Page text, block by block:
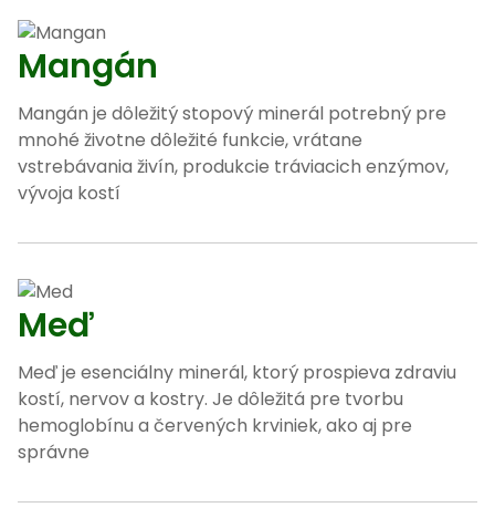
Mangán
Mangán je dôležitý stopový minerál potrebný pre
mnohé životne dôležité funkcie, vrátane
vstrebávania živín, produkcie tráviacich enzýmov,
vývoja kostí
Meď
Meď je esenciálny minerál, ktorý prospieva zdraviu
kostí, nervov a kostry. Je dôležitá pre tvorbu
hemoglobínu a červených krviniek, ako aj pre
správne